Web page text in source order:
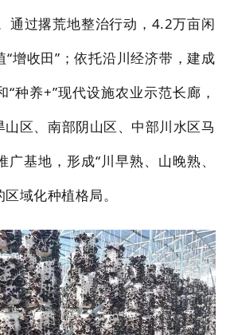
通过撂荒地整治行动，4.2万亩闲
增收田”；依托沿川经济带，建成
种养+”现代设施农业示范长廊，
区、南部阴山区、中部川水区马
基地，形成“川早熟、山晚熟、
区域化种植格局。